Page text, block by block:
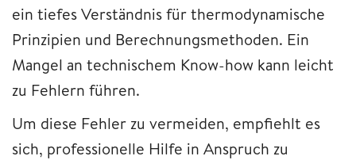
ein tiefes Verständnis für thermodynamische
Prinzipien und Berechnungsmethoden. Ein
Mangel an technischem Know-how kann leicht
zu Fehlern führen.
Um diese Fehler zu vermeiden, empfiehlt es
sich, professionelle Hilfe in Anspruch zu